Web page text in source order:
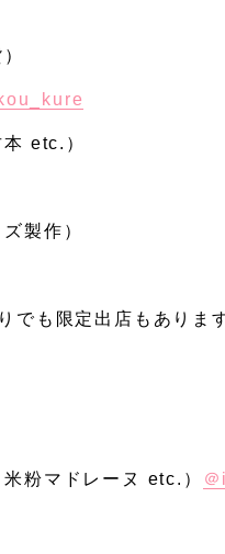
etc.）
製作）
でも限定出店もありま
粉マドレーヌ etc.）